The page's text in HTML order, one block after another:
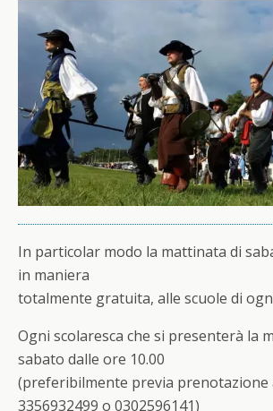
In particolar modo la mattinata di
in maniera
totalmente gratuita, alle scuole di
Ogni scolaresca che si presenterà la
sabato dalle ore 10.00
(preferibilmente previa prenotazione
3356932499 o 0302596141)